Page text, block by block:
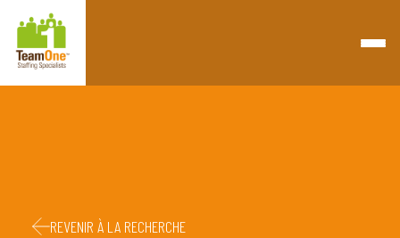
Retourner à la page d'accueil
REVENIR À LA RECHERCHE